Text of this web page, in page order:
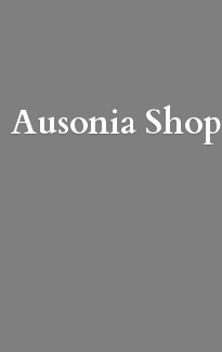
Ausonia Shop